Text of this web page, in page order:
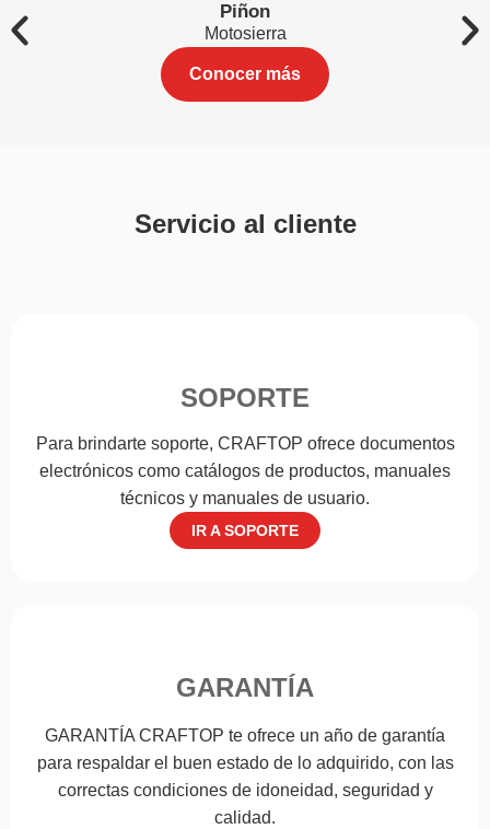
Piñon
Motosierra
Conocer más
Servicio al cliente
SOPORTE
Para brindarte soporte, CRAFTOP ofrece documentos
electrónicos como catálogos de productos, manuales
técnicos y manuales de usuario.
IR A SOPORTE
GARANTÍA
GARANTÍA CRAFTOP te ofrece un año de garantía
para respaldar el buen estado de lo adquirido, con las
correctas condiciones de idoneidad, seguridad y
calidad.